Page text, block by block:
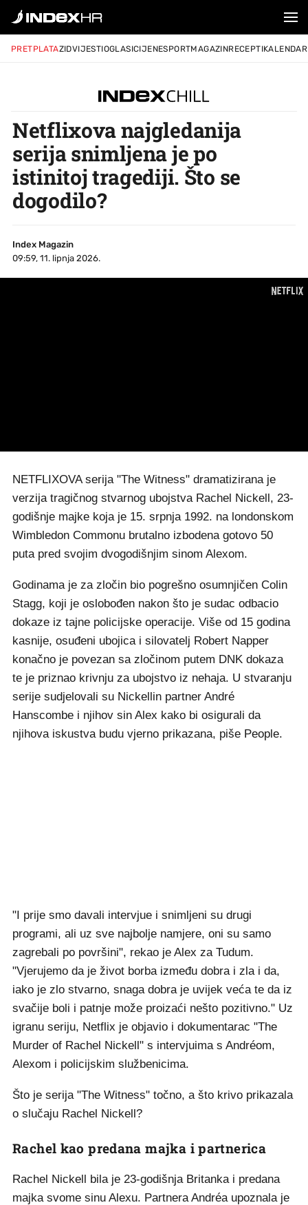
PRETPLATAZIDVIJESTIOGLASICIJENESPORTMAGAZINRECEPTIKALENDAR
Netflixova najgledanija
serija snimljena je po
istinitoj tragediji. Što se
dogodilo?
Index Magazin
09:59, 11. lipnja 2026.
NETFLIXOVA serija "The Witness" dramatizirana je
verzija tragičnog stvarnog ubojstva Rachel Nickell, 23-
godišnje majke koja je 15. srpnja 1992. na londonskom
Wimbledon Commonu brutalno izbodena gotovo 50
puta pred svojim dvogodišnjim sinom Alexom.
Godinama je za zločin bio pogrešno osumnjičen Colin
Stagg, koji je oslobođen nakon što je sudac odbacio
dokaze iz tajne policijske operacije. Više od 15 godina
kasnije, osuđeni ubojica i silovatelj Robert Napper
konačno je povezan sa zločinom putem DNK dokaza
te je priznao krivnju za ubojstvo iz nehaja. U stvaranju
serije sudjelovali su Nickellin partner André
Hanscombe i njihov sin Alex kako bi osigurali da
njihova iskustva budu vjerno prikazana, piše People.
"I prije smo davali intervjue i snimljeni su drugi
programi, ali uz sve najbolje namjere, oni su samo
zagrebali po površini", rekao je Alex za Tudum.
"Vjerujemo da je život borba između dobra i zla i da,
iako je zlo stvarno, snaga dobra je uvijek veća te da iz
svačije boli i patnje može proizaći nešto pozitivno." Uz
igranu seriju, Netflix je objavio i dokumentarac "The
Murder of Rachel Nickell" s intervjuima s Andréom,
Alexom i policijskim službenicima.
Što je serija "The Witness" točno, a što krivo prikazala
o slučaju Rachel Nickell?
Rachel kao predana majka i partnerica
Rachel Nickell bila je 23-godišnja Britanka i predana
majka svome sinu Alexu. Partnera Andréa upoznala je